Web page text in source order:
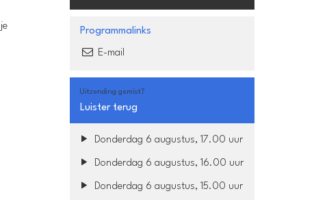
Programmalinks
E-mail
Uitzending gemist?
Luister terug
Donderdag 6 augustus, 17.00 uur
Donderdag 6 augustus, 16.00 uur
Donderdag 6 augustus, 15.00 uur